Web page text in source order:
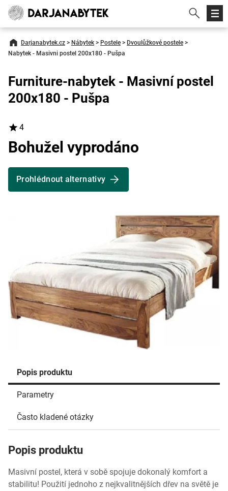
Darjanabytek.cz > Nábytek > Postele > Dvoulůžkové postele >
Nabytek - Masivni postel 200x180 - Pušpa
Popis produktu
Parametry
Často kladené otázky
Popis produktu
Masivní postel, která v sobě spojuje dokonalý komfort a
stabilitu! Použití jednoho z nejkvalitnějších dřev na světě je
Furniture-nabytek - Masivní postel
200x180 - Pušpa
4
Bohužel vyprodáno
Prohlédnout alternativy